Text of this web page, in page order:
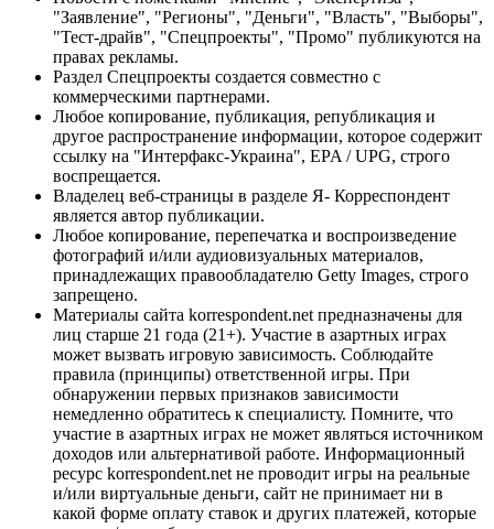
"Заявление", "Регионы", "Деньги", "Власть", "Выборы",
"Тест-драйв", "Спецпроекты", "Промо" публикуются на
правах рекламы.
Раздел Спецпроекты создается совместно с
коммерческими партнерами.
Любое копирование, публикация, републикация и
другое распространение информации, которое содержит
ссылку на "Интерфакс-Украина", EPA / UPG, строго
воспрещается.
Владелец веб-страницы в разделе Я- Корреспондент
является автор публикации.
Любое копирование, перепечатка и воспроизведение
фотографий и/или аудиовизуальных материалов,
принадлежащих правообладателю Getty Images, строго
запрещено.
Материалы сайта korrespondent.net предназначены для
лиц старше 21 года (21+). Участие в азартных играх
может вызвать игровую зависимость. Соблюдайте
правила (принципы) ответственной игры. При
обнаружении первых признаков зависимости
немедленно обратитесь к специалисту. Помните, что
участие в азартных играх не может являться источником
доходов или альтернативой работе. Информационный
ресурс korrespondent.net не проводит игры на реальные
и/или виртуальные деньги, сайт не принимает ни в
какой форме оплату ставок и других платежей, которые